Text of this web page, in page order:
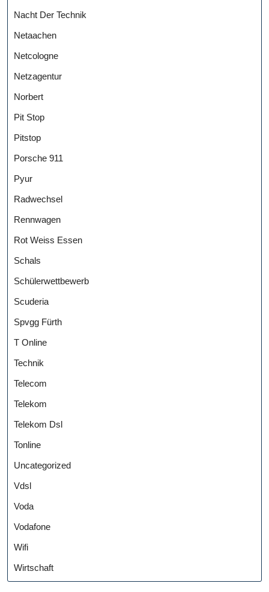
Nacht Der Technik
Netaachen
Netcologne
Netzagentur
Norbert
Pit Stop
Pitstop
Porsche 911
Pyur
Radwechsel
Rennwagen
Rot Weiss Essen
Schals
Schülerwettbewerb
Scuderia
Spvgg Fürth
T Online
Technik
Telecom
Telekom
Telekom Dsl
Tonline
Uncategorized
Vdsl
Voda
Vodafone
Wifi
Wirtschaft